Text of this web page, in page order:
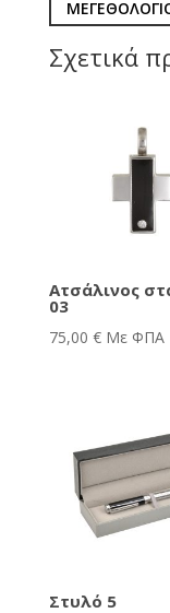
Σχετικά
Ατσάλινος
03
75,00 € Με ΦΠΑ
Στυλό 5